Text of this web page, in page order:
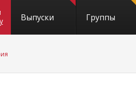
Выпуски Группы